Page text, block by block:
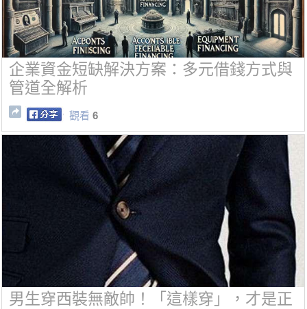
企業資金短缺解決方案：多元借錢方式與
管道全解析
觀看 6
男生穿西裝無敵帥！「這樣穿」，才是正